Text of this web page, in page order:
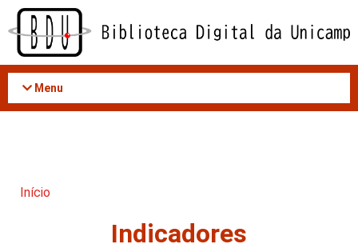
Acessar
conteúdo
Menu
Início
Indicadores